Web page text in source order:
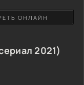
2021)
ОНЛАЙН